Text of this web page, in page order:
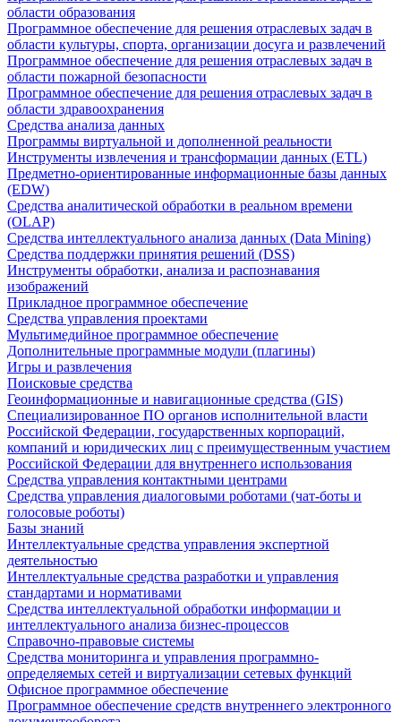
области образования
Программное обеспечение для решения отраслевых задач в
области культуры, спорта, организации досуга и развлечений
Программное обеспечение для решения отраслевых задач в
области пожарной безопасности
Программное обеспечение для решения отраслевых задач в
области здравоохранения
Средства анализа данных
Программы виртуальной и дополненной реальности
Инструменты извлечения и трансформации данных (ETL)
Предметно-ориентированные информационные базы данных
(EDW)
Средства аналитической обработки в реальном времени
(OLAP)
Средства интеллектуального анализа данных (Data Mining)
Средства поддержки принятия решений (DSS)
Инструменты обработки, анализа и распознавания
изображений
Прикладное программное обеспечение
Средства управления проектами
Мультимедийное программное обеспечение
Дополнительные программные модули (плагины)
Игры и развлечения
Поисковые средства
Геоинформационные и навигационные средства (GIS)
Специализированное ПО органов исполнительной власти
Российской Федерации, государственных корпораций,
компаний и юридических лиц с преимущественным участием
Российской Федерации для внутреннего использования
Средства управления контактными центрами
Средства управления диалоговыми роботами (чат-боты и
голосовые роботы)
Базы знаний
Интеллектуальные средства управления экспертной
деятельностью
Интеллектуальные средства разработки и управления
стандартами и нормативами
Средства интеллектуальной обработки информации и
интеллектуального анализа бизнес-процессов
Справочно-правовые системы
Средства мониторинга и управления программно-
определяемых сетей и виртуализации сетевых функций
Офисное программное обеспечение
Программное обеспечение средств внутреннего электронного